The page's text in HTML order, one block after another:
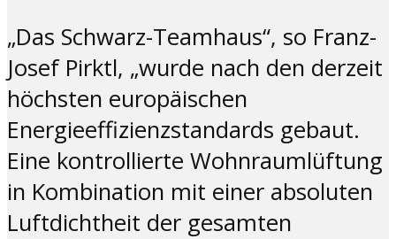
„Das Schwarz-Teamhaus“, so Franz-
Josef Pirktl, „wurde nach den derzeit
höchsten europäischen
Energieeffizienzstandards gebaut.
Eine kontrollierte Wohnraumlüftung
in Kombination mit einer absoluten
Luftdichtheit der gesamten